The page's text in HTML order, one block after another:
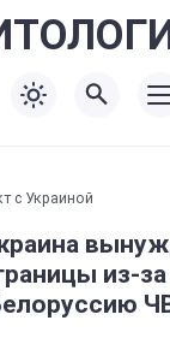
с Украиной
из-за